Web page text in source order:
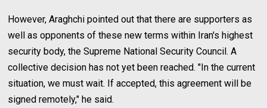
However, Araghchi pointed out that there are supporters as
well as opponents of these new terms within Iran's highest
security body, the Supreme National Security Council. A
collective decision has not yet been reached. "In the current
situation, we must wait. If accepted, this agreement will be
signed remotely," he said.